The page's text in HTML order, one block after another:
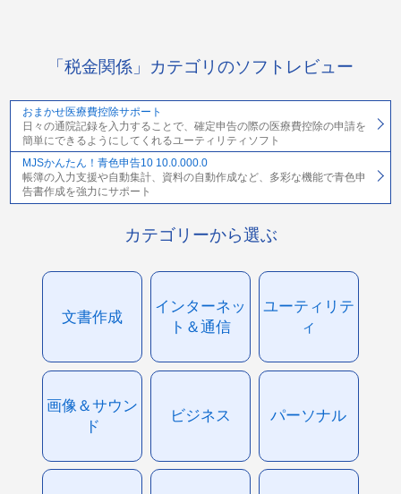
「税金関係」カテゴリのソフトレビュー
おまかせ医療費控除サポート
日々の通院記録を入力することで、確定申告の際の医療費控除の申請を
簡単にできるようにしてくれるユーティリティソフト
MJSかんたん！青色申告10 10.0.000.0
帳簿の入力支援や自動集計、資料の自動作成など、多彩な機能で青色申
告書作成を強力にサポート
カテゴリーから選ぶ
文書作成
インターネッ
ト＆通信
ユーティリテ
ィ
画像＆サウン
ド
ビジネス パーソナル